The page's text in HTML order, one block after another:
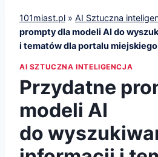
101miast.pl » AI Sztuczna
prompty dla modeli AI do
i tematów dla portalu miejskiego
AI SZTUCZNA INTELIGENCJA
Przydatne
modeli AI
do